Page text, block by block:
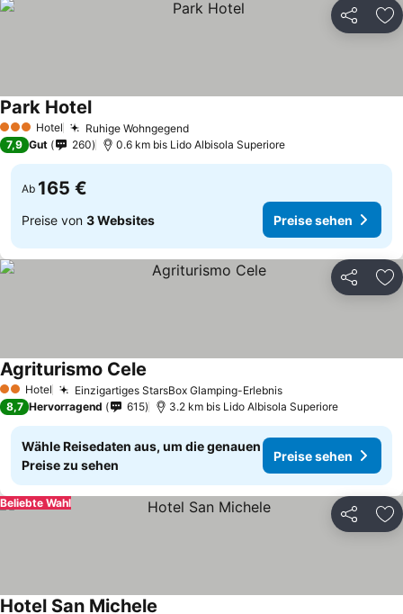
Teilen
3 SterneHotel Ruhige Wohngegend
Park Hotel
7,9 Gut 260 0.6 km bis Lido Albisola Superiore
Ab 165 €
Preise von 3 Websites Preise sehen
Teilen
2 Sterne
Hotel Einzigartiges StarsBox Glamping-Erlebnis
Agriturismo Cele
8,7 Hervorragend 615 3.2 km bis Lido Albisola Superiore
Wähle Reisedaten aus, um die genauen
Preise zu sehen
Preise sehen
Teilen
Beliebte Wahl
Hotel San Michele